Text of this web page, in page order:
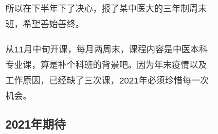
所以在下半年下了决心，报了某中医大的三年制周末
班，希望善始善终。
从11月中旬开课，每月两周末，课程内容是中医本科
专业课，算是补个科班的背景吧。因为年末疫情以及
工作原因，已经缺了三次课，2021年必须珍惜每一次
机会。
2021年期待